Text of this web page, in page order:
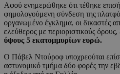
Αφού ενημερώθηκε ότι τέθηκε
φημολογούμενη σύνδεση της
οργανωμένο έγκλημα, οι δικαστές
ελεύθερος με περιοριστικούς
ύψους 5 εκατομμυρίων ευρώ.
Ο Πάβελ Ντούροφ υποχρεούται
αστυνομικό τμήμα δύο φορές την